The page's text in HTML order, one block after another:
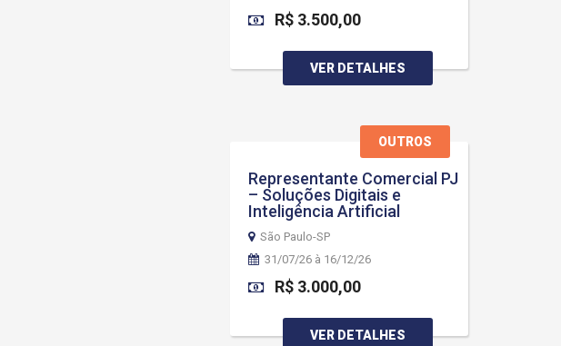
R$ 3.500,00
VER DETALHES
OUTROS
Representante Comercial PJ
– Soluções Digitais e
Inteligência Artificial
São Paulo-SP
31/07/26 à 16/12/26
R$ 3.000,00
VER DETALHES